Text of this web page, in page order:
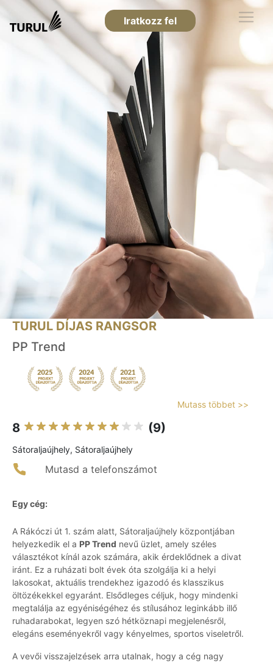
Iratkozz fel
TURUL DÍJAS RANGSOR
PP Trend
Mutass többet >>
8 (9)
Sátoraljaújhely, Sátoraljaújhely
Mutasd a telefonszámot
Egy cég:
A Rákóczi út 1. szám alatt, Sátoraljaújhely központjában
helyezkedik el a PP Trend nevű üzlet, amely széles
választékot kínál azok számára, akik érdeklődnek a divat
iránt. Ez a ruházati bolt évek óta szolgálja ki a helyi
lakosokat, aktuális trendekhez igazodó és klasszikus
öltözékekkel egyaránt. Elsődleges céljuk, hogy mindenki
megtalálja az egyéniségéhez és stílusához leginkább illő
ruhadarabokat, legyen szó hétköznapi megjelenésről,
elegáns eseményekről vagy kényelmes, sportos viseletről.
A vevői visszajelzések arra utalnak, hogy a cég nagy